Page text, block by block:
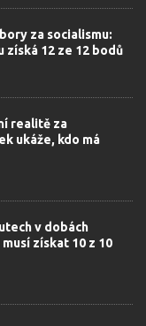
za socialismu:
získá 12 ze 12 bodů
realitě za
ukáže, kdo má
v dobách
získat 10 z 10